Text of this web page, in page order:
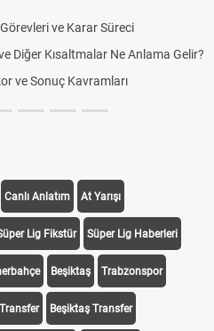
Görevleri ve Karar Süreci
Diğer Kısaltmalar Ne Anlama Gelir?
ve Sonuç Kavramları
Canlı Anlatım At Yarışı
Lig Fikstür Süper Lig Haberleri
Beşiktaş Trabzonspor
Beşiktaş Transfer